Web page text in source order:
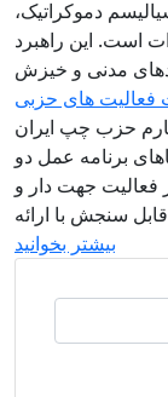
دموکراتیک،
است. این راهبرد
فعالیت های حزبی
حزب چپ ایران
برنامه عمل دو
فعالیت جهت دار و
بیشتر بخوانید